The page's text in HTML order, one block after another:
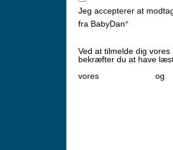
Jeg accepterer at
fra BabyDan*
Ved at tilmelde dig vores
bekræfter du at have
vores
og